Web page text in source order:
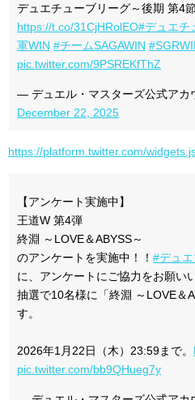
デュエチューブリーグ～後期 第4
https://t.co/31CjHRolEO#デュエチ
軍WIN #チームSAGAWIN
pic.twitter.com/9PSREKfThZ
— デュエル・マスターズ公式アカ
December 22, 2025
https://platform.twitter.com/
【アンケート実施中】
王道W 第4弾
終淵 ～LOVE＆ABYSS～
のアンケートを実施中！！ #デュエ
に、アンケートにご協力をお願い
抽選で10名様に「終淵 ～LOVE＆
す。
2026年1月22日（木）23:59まで。
pic.twitter.com/bb9QHueg7y